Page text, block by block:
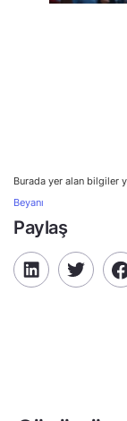
Burada yer alan bilgiler
Beyanı
Paylaş